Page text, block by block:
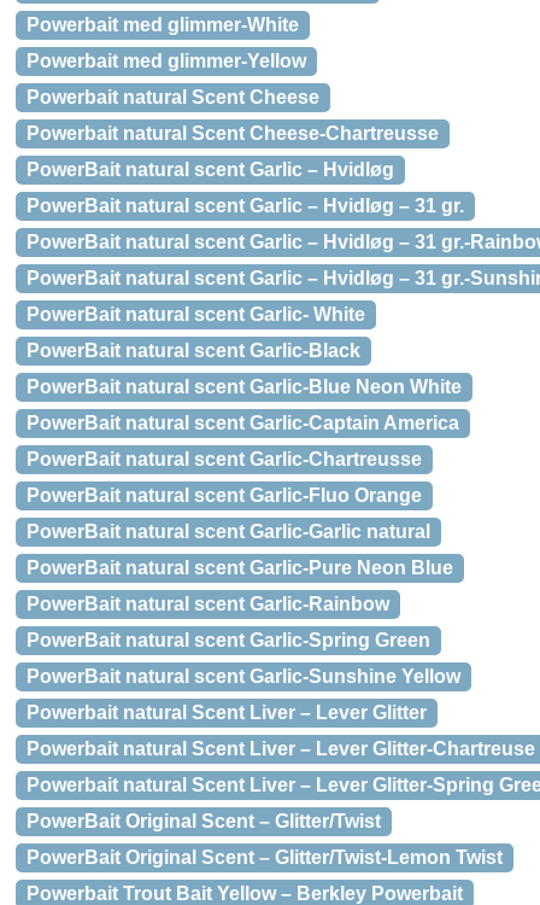
Powerbait med glimmer-White
Powerbait med glimmer-Yellow
Powerbait natural Scent Cheese
Powerbait natural Scent Cheese-Chartreusse
PowerBait natural scent Garlic – Hvidløg
PowerBait natural scent Garlic – Hvidløg – 31 gr.
PowerBait natural scent Garlic – Hvidløg – 31 gr.-
PowerBait natural scent Garlic – Hvidløg – 31 gr.-
PowerBait natural scent Garlic- White
PowerBait natural scent Garlic-Black
PowerBait natural scent Garlic-Blue Neon White
PowerBait natural scent Garlic-Captain America
PowerBait natural scent Garlic-Chartreusse
PowerBait natural scent Garlic-Fluo Orange
PowerBait natural scent Garlic-Garlic natural
PowerBait natural scent Garlic-Pure Neon Blue
PowerBait natural scent Garlic-Rainbow
PowerBait natural scent Garlic-Spring Green
PowerBait natural scent Garlic-Sunshine Yellow
Powerbait natural Scent Liver – Lever Glitter
Powerbait natural Scent Liver – Lever Glitter-Chartreuse
Powerbait natural Scent Liver – Lever Glitter-Spring
PowerBait Original Scent – Glitter/Twist
PowerBait Original Scent – Glitter/Twist-Lemon Twist
Powerbait Trout Bait Yellow – Berkley Powerbait